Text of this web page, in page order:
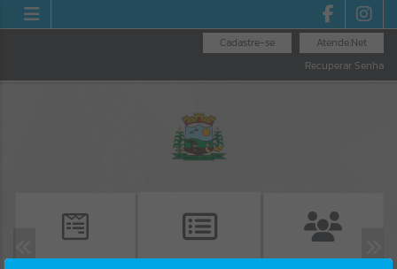
Atende.Net
Cadastre-se
Recuperar Senha